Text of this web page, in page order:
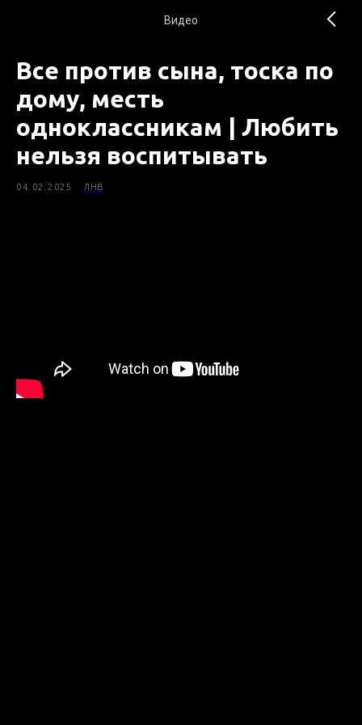
Видео
Все против сына, тоска по
дому, месть
одноклассникам | Любить
нельзя воспитывать
04.02.2025 ЛНВ